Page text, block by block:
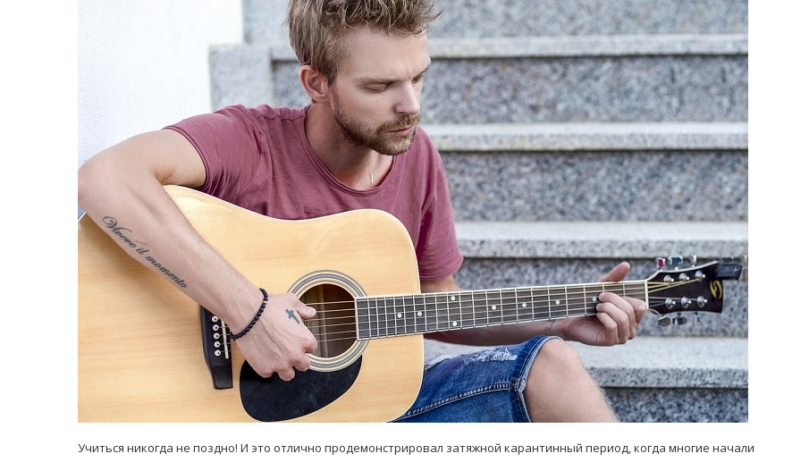
Учиться никогда не поздно! И это отлично продемонстрировал затяжной карантинный период, когда многие начали
принимать
никакого кипятка
Лікарі назвали симптоми
коронавірусу в дітей
Попробуйте рецепт
легендарного супа доктора
Моро, который без...
08/Січ/2021